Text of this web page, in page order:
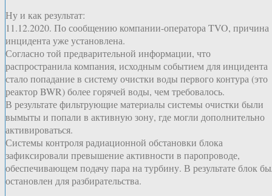
Ну и как результат:
11.12.2020. По сообщению компании-оператора TVO, причина
инцидента уже установлена.
Согласно той предварительной информации, что
распространила компания, исходным событием для инцидента
стало попадание в систему очистки воды первого контура (это
реактор BWR) более горячей воды, чем требовалось.
В результате фильтрующие материалы системы очистки были
вымыты и попали в активную зону, где могли дополнительно
активироваться.
Системы контроля радиационной обстановки блока
зафиксировали превышение активности в паропроводе,
обеспечивающем подачу пара на турбину. В результате блок
остановлен для разбирательства.